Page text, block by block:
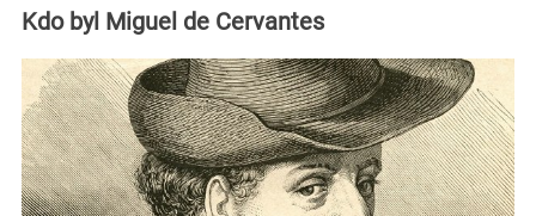
Kdo byl Miguel de Cervantes